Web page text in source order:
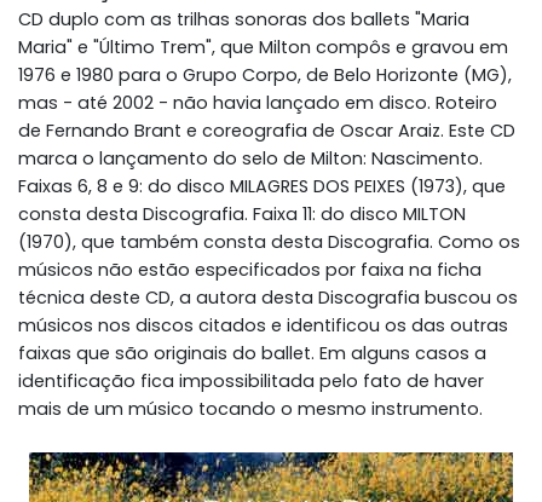
CD duplo com as trilhas sonoras dos ballets "Maria
Maria" e "Último Trem", que Milton compôs e gravou em
1976 e 1980 para o Grupo Corpo, de Belo Horizonte (MG),
mas - até 2002 - não havia lançado em disco. Roteiro
de Fernando Brant e coreografia de Oscar Araiz. Este CD
marca o lançamento do selo de Milton: Nascimento.
Faixas 6, 8 e 9: do disco MILAGRES DOS PEIXES (1973), que
consta desta Discografia. Faixa 11: do disco MILTON
(1970), que também consta desta Discografia. Como os
músicos não estão especificados por faixa na ficha
técnica deste CD, a autora desta Discografia buscou os
músicos nos discos citados e identificou os das outras
faixas que são originais do ballet. Em alguns casos a
identificação fica impossibilitada pelo fato de haver
mais de um músico tocando o mesmo instrumento.